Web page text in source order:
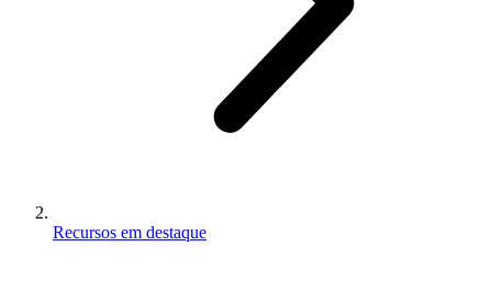
Recursos em destaque